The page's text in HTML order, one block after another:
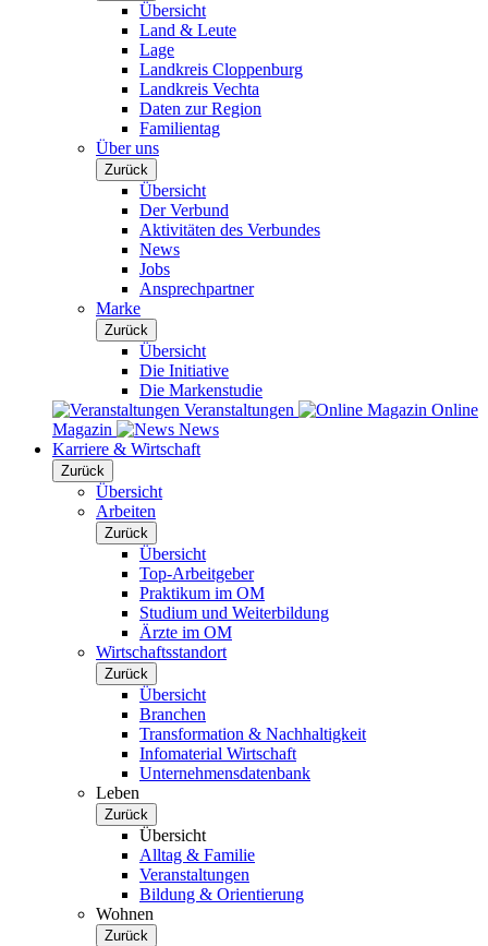
Übersicht
Land & Leute
Lage
Landkreis Cloppenburg
Landkreis Vechta
Daten zur Region
Familientag
Über uns
Zurück
Übersicht
Der Verbund
Aktivitäten des Verbundes
News
Jobs
Ansprechpartner
Marke
Zurück
Übersicht
Die Initiative
Die Markenstudie
Veranstaltungen
Online
Magazin
News
Karriere & Wirtschaft
Zurück
Übersicht
Arbeiten
Zurück
Übersicht
Top-Arbeitgeber
Praktikum im OM
Studium und Weiterbildung
Ärzte im OM
Wirtschaftsstandort
Zurück
Übersicht
Branchen
Transformation & Nachhaltigkeit
Infomaterial Wirtschaft
Unternehmensdatenbank
Leben
Zurück
Übersicht
Alltag & Familie
Veranstaltungen
Bildung & Orientierung
Wohnen
Zurück